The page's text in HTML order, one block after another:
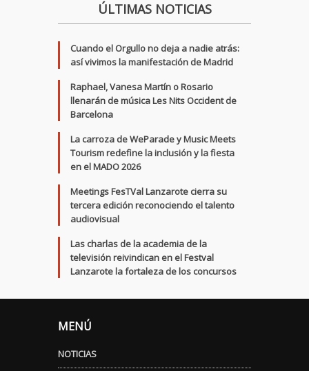
ÚLTIMAS NOTICIAS
Cuando el Orgullo no deja a nadie atrás:
así vivimos la manifestación de Madrid
Raphael, Vanesa Martín o Rosario
llenarán de música Les Nits Occident de
Barcelona
La carroza de WeParade y Music Meets
Tourism redefine la inclusión y la fiesta
en el MADO 2026
Meetings FesTVal Lanzarote cierra su
tercera edición reconociendo el talento
audiovisual
Las charlas de la academia de la
televisión reivindican en el Festval
Lanzarote la fortaleza de los concursos
MENÚ
NOTICIAS